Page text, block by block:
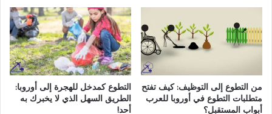
من التطوع إلى التوظيف: كيف تفتح
متطلبات التطوع في أوروبا للعرب
أبواب المستقبل؟
التطوع كمدخل للهجرة إلى أوروبا:
الطريق السهل الذي لا يخبرك به
أحد!